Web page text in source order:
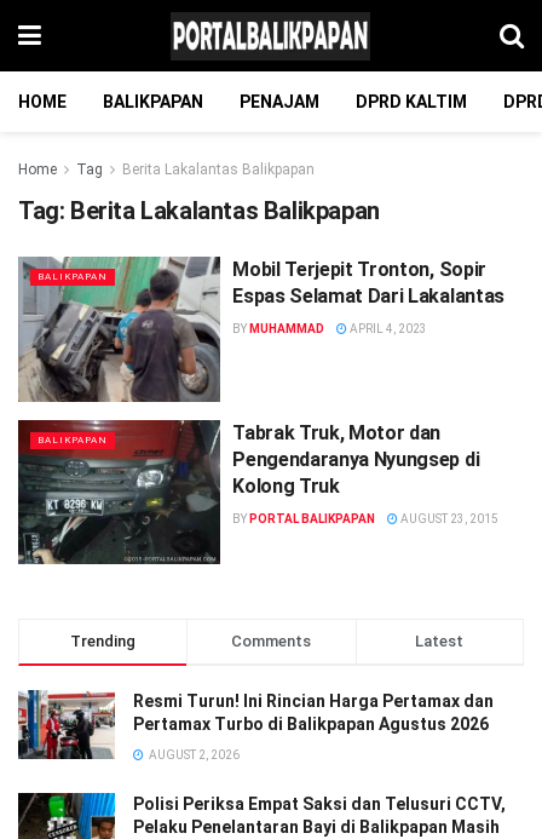
HOME BALIKPAPAN PENAJAM DPRD KALTIM
Home Tag Berita Lakalantas Balikpapan
Tag: Berita Lakalantas Balikpapan
BALIKPAPAN
Mobil Terjepit Tronton, Sopir
Espas Selamat Dari Lakalantas
BY MUHAMMAD APRIL 4, 2023
BALIKPAPAN
Tabrak Truk, Motor dan
Pengendaranya Nyungsep di
Kolong Truk
BY PORTAL BALIKPAPAN AUGUST 23, 2015
Trending Comments Latest
Resmi Turun! Ini Rincian Harga Pertamax dan
Pertamax Turbo di Balikpapan Agustus 2026
AUGUST 2, 2026
Polisi Periksa Empat Saksi dan Telusuri CCTV,
Pelaku Penelantaran Bayi di Balikpapan Masih